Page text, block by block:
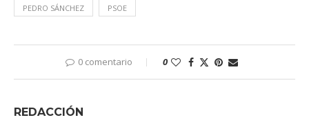
PEDRO SÁNCHEZ PSOE
0 comentario 0
REDACCIÓN